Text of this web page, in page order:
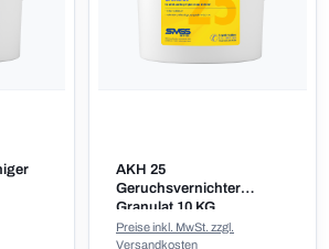
AKH 25
Geruchsvernichter
Granulat 10 KG
Preise inkl. MwSt. zzgl.
Versandkosten